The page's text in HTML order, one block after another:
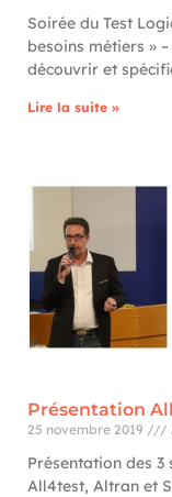
Soirée du Test
besoins métiers »
découvrir et
Lire la suite »
Présentation
25 novembre 2019
Présentation des 3
All4test, Altran et